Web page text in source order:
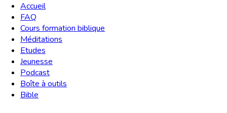
Accueil
FAQ
Cours formation biblique
Méditations
Etudes
Jeunesse
Podcast
Boîte à outils
Bible